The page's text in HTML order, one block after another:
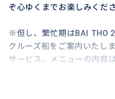
ぞ心ゆくまでお楽しみくださ
※但し、繁忙期はBAI THO
クルーズ船をご案内いたし
サービス、メニューの内容